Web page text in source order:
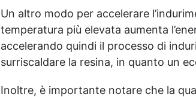
Un altro modo per accelerare
temperatura più elevata aumenta
accelerando quindi il processo di
surriscaldare la resina, in quanto un
Inoltre, è importante notare che la